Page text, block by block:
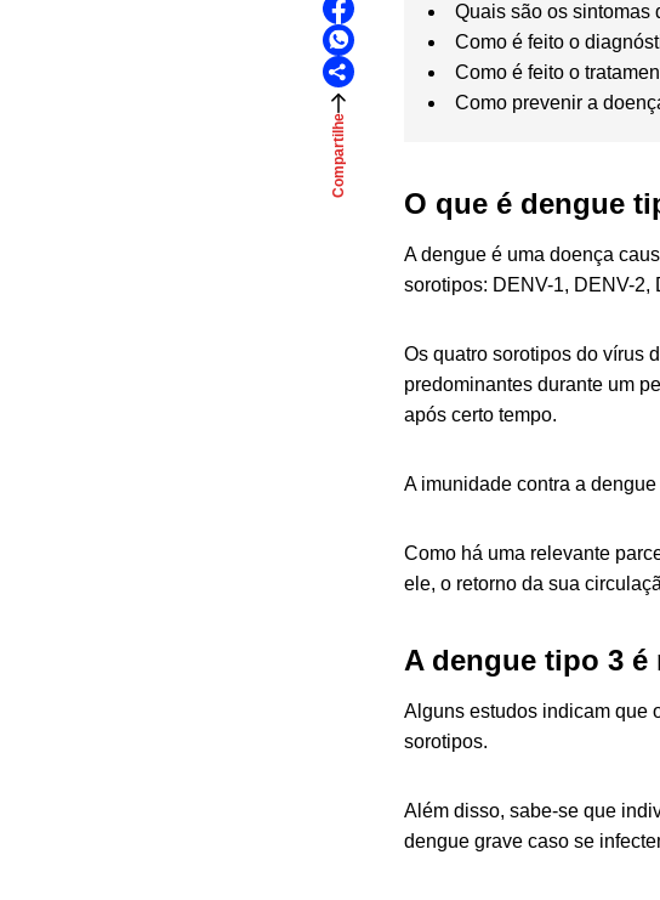
Compartilhe
Quais são os sintomas
Como é feito o
Como é feito o
Como prevenir a
O que é dengue
A dengue é uma doença
sorotipos: DENV-1, DENV-2,
Os quatro sorotipos do vírus
predominantes durante um
após certo tempo.
A imunidade contra a
Como há uma relevante
ele, o retorno da sua
A dengue tipo 3 é
Alguns estudos indicam que
sorotipos.
Além disso, sabe-se que
dengue grave caso se